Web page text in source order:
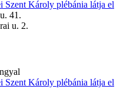
Szent Károly plébánia látja el
41.
u. 2.
Szent Károly plébánia látja el